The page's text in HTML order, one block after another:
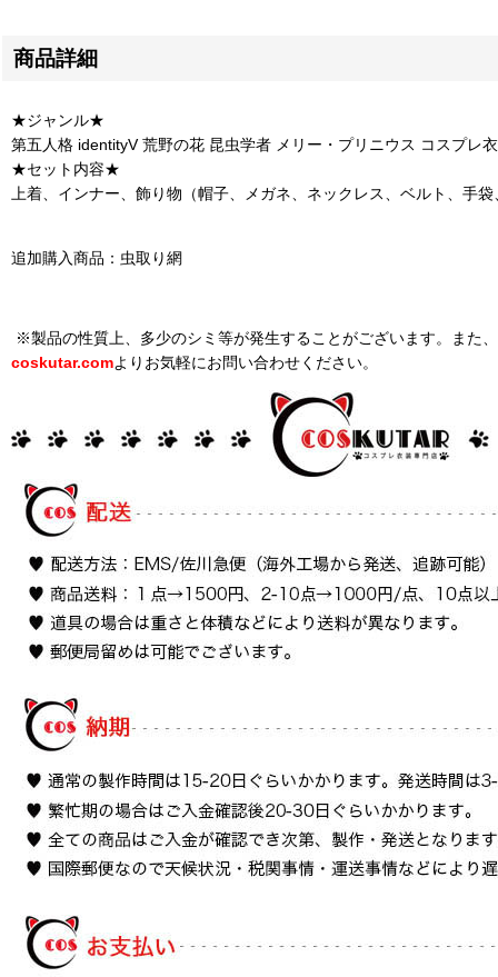
商品詳細
★ジャンル★
第五人格 identityV 荒野の花 昆虫学者 メリー・プリニウス コスプレ
★セット内容★
上着、インナー、飾り物（帽子、メガネ、ネックレス、ベルト、手
追加購入商品：虫取り網
※製品の性質上、多少のシミ等が発生することがございます。また
coskutar.comよりお気軽にお問い合わせください。